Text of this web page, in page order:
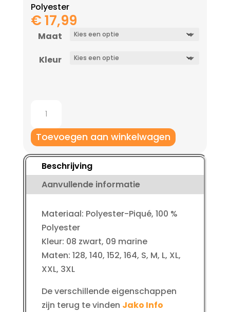
Polyester
€17,99
Maat
Kleur
Trainingsshort
Profi
kinderen
aantal
Toevoegen aan winkelwagen
Beschrijving
Aanvullende informatie
Materiaal: Polyester-Piqué, 100 %
Polyester
Kleur: 08 zwart, 09 marine
Maten: 128, 140, 152, 164, S, M, L, XL,
XXL, 3XL
De verschillende eigenschappen
zijn terug te vinden Jako Info